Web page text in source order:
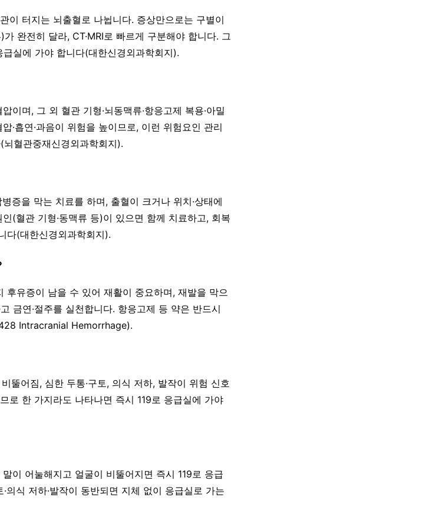
이 터지는 뇌출혈로 나뉩니다. 증상만으로는 구별이
완전히 달라, CT·MRI로 빠르게 구분해야 합니다. 그
실에 가야 합니다(대한신경외과학회지).
이며, 그 외 혈관 기형·뇌동맥류·항응고제 복용·아밀
·흡연·과음이 위험을 높이므로, 이런 위험요인 관리
혈관중재신경외과학회지).
증을 막는 치료를 하며, 출혈이 크거나 위치·상태에
(혈관 기형·동맥류 등)이 있으면 함께 치료하고, 회복
다(대한신경외과학회지).
후유증이 남을 수 있어 재활이 중요하며, 재발을 막으
금연·절주를 실천합니다. 항응고제 등 약은 반드시
Intracranial Hemorrhage).
뚤어짐, 심한 두통·구토, 의식 저하, 발작이 위험 신호
로 한 가지라도 나타나면 즉시 119로 응급실에 가야
이 어눌해지고 얼굴이 비뚤어지면 즉시 119로 응급
의식 저하·발작이 동반되면 지체 없이 응급실로 가는